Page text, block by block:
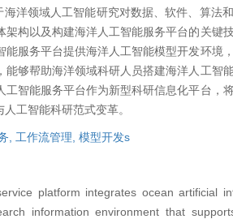
海洋领域人工智能研究对数据、软件、算法
构以及构建海洋人工智能服务平台的关键
能服务平台提供海洋人工智能模型开发环境
够帮助海洋领域科研人员搭建海洋人工智
工智能服务平台作为新型科研信息化平台，
工智能科研范式变革。
, 工作流管理, 模型开发s
platform integrates ocean artificial
information environment that